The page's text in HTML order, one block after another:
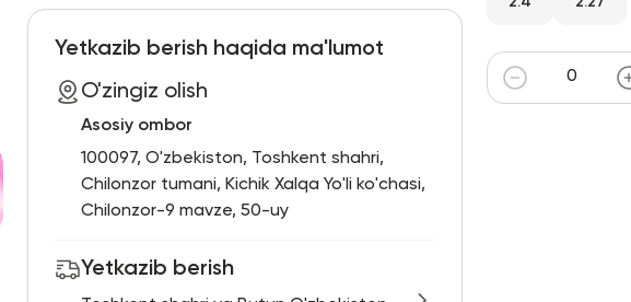
Yetkazib berish haqida ma'lumot
O'zingiz olish
Asosiy ombor
100097, O'zbekiston, Toshkent shahri,
Chilonzor tumani, Kichik Xalqa Yo'li ko'chasi,
Chilonzor-9 mavze, 50-uy
Yetkazib berish